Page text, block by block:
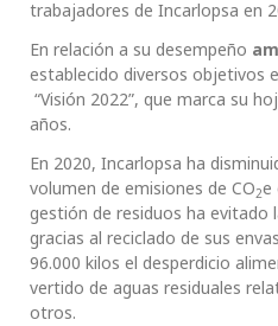
trabajadores de Incarlopsa en
En relación a su desempeño
establecido diversos objetivos
“Visión 2022”, que marca su
años.
En 2020, Incarlopsa ha
volumen de emisiones de CO2e
gestión de residuos ha evitado
gracias al reciclado de sus
96.000 kilos el desperdicio
vertido de aguas residuales
otros.